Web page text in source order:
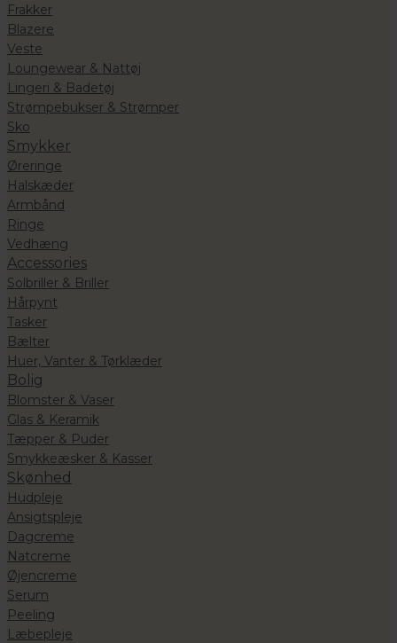
Frakker
Blazere
Veste
Loungewear & Nattøj
Lingeri & Badetøj
Strømpebukser & Strømper
Sko
Smykker
Øreringe
Halskæder
Armbånd
Ringe
Vedhæng
Accessories
Solbriller & Briller
Hårpynt
Tasker
Bælter
Huer, Vanter & Tørklæder
Bolig
Blomster & Vaser
Glas & Keramik
Tæpper & Puder
Smykkeæsker & Kasser
Skønhed
Hudpleje
Ansigtspleje
Dagcreme
Natcreme
Øjencreme
Serum
Peeling
Læbepleje